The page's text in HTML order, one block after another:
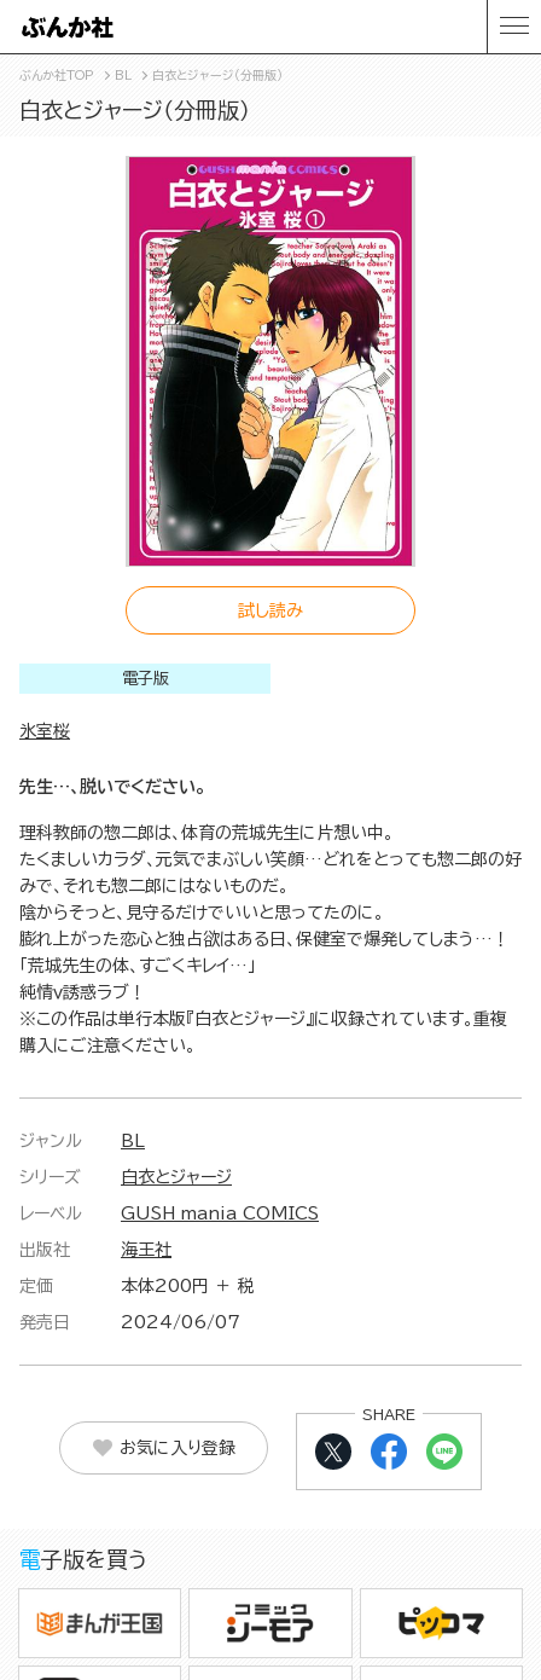
ぶんか社TOP BL 白衣とジャージ（分冊版）
白衣とジャージ（分冊版）
試し読み
電子版
氷室桜
先生…、脱いでください。
理科教師の惣二郎は、体育の荒城先生に片想い中。
たくましいカラダ、元気でまぶしい笑顔…どれをとっても惣二郎の好
みで、それも惣二郎にはないものだ。
陰からそっと、見守るだけでいいと思ってたのに。
膨れ上がった恋心と独占欲はある日、保健室で爆発してしまう…！
「荒城先生の体、すごくキレイ…」
純情ｖ誘惑ラブ！
※この作品は単行本版『白衣とジャージ』に収録されています。重複
購入にご注意ください。
ジャンル BL
シリーズ 白衣とジャージ
レーベル GUSH mania COMICS
出版社 海王社
定価 本体200円 ＋ 税
発売日 2024/06/07
お気に入り登録
SHARE
電子版を買う